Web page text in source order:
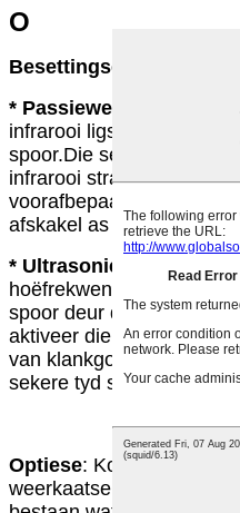
O
Besettingsensors
* Passiewe infrarooi
: 'n
infrarooi ligstrale gebruik
spoor.Die sensor aktiveer
infrarooi strale deur
voorafbepaalde tydperk
afskakel as geen
* Ultrasonies
: Dit is 'n
hoëfrekwensie
spoor deur
aktiveer die
van klankgolwe
sekere tyd sonder enige
Optiese: Komponente
weerkaatsers en